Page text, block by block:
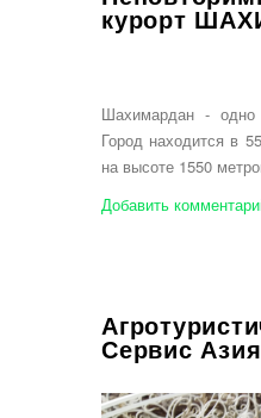
курорт
Шахимардан - одно
Город находится в
на высоте 1550
Добавить
Сервис